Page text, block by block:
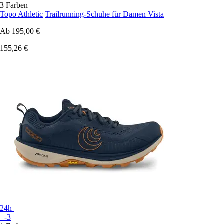
3 Farben
Topo Athletic Trailrunning-Schuhe für Damen Vista
Ab 195,00 €
155,26 €
24h
+-3